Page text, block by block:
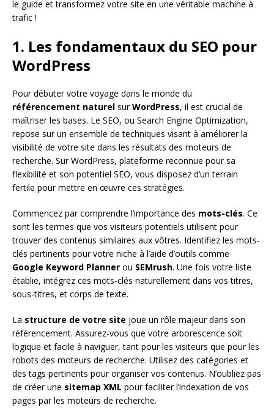
le guide et transformez votre site en une véritable machine à
trafic !
1. Les fondamentaux du SEO pour
WordPress
Pour débuter votre voyage dans le monde du
référencement naturel surWordPress, il est crucial de
maîtriser les bases. Le SEO, ou Search Engine Optimization,
repose sur un ensemble de techniques visant à améliorer la
visibilité de votre site dans les résultats des moteurs de
recherche. Sur WordPress, plateforme reconnue pour sa
flexibilité et son potentiel SEO, vous disposez d’un terrain
fertile pour mettre en œuvre ces stratégies.
Commencez par comprendre l’importance des mots-clés. Ce
sont les termes que vos visiteurs potentiels utilisent pour
trouver des contenus similaires aux vôtres. Identifiez les mots-
clés pertinents pour votre niche à l’aide d’outils comme
Google Keyword Planner ou SEMrush. Une fois votre liste
établie, intégrez ces mots-clés naturellement dans vos titres,
sous-titres, et corps de texte.
La structure de votre site joue un rôle majeur dans son
référencement. Assurez-vous que votre arborescence soit
logique et facile à naviguer, tant pour les visiteurs que pour les
robots des moteurs de recherche. Utilisez des catégories et
des tags pertinents pour organiser vos contenus. N’oubliez pas
de créer une sitemap XML pour faciliter l’indexation de vos
pages par les moteurs de recherche.